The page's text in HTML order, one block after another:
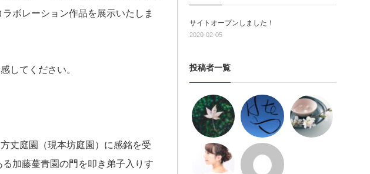
ボレーション作品を展示いたしま
してください。
丈庭園（現本坊庭園）に感銘を受
加藤蔓青園の門を叩き弟子入りす
サイトオープンしました！
2020-02-05
投稿者一覧